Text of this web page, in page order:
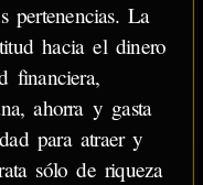
pertenencias. La
hacia el dinero
financiera,
ahorra y gasta
para atraer y
sólo de riqueza